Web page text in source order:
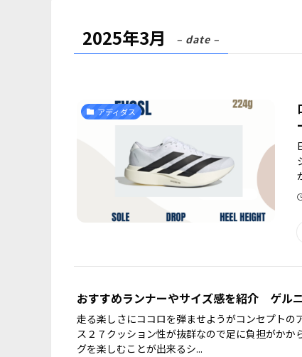
2025年3月 – date –
アディダス
おすすめランナーやサイズ感を紹介 ゲル
走る楽しさにココロを弾ませようがコンセプト
ス２７クッション性が抜群なので足に負担がかか
グを楽しむことが出来るシ...